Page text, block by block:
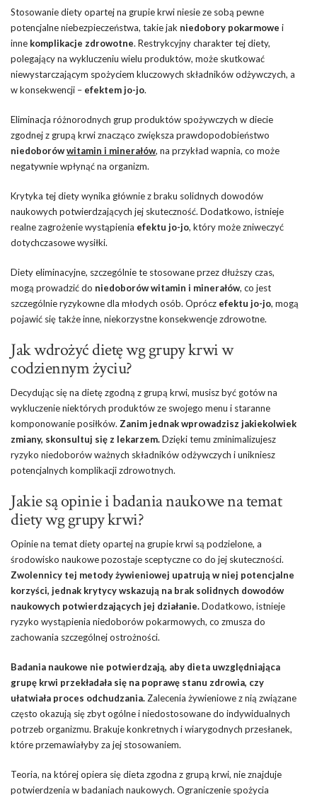
Stosowanie diety opartej na grupie krwi niesie ze sobą pewne
potencjalne niebezpieczeństwa, takie jak niedobory pokarmowe i
inne komplikacje zdrowotne. Restrykcyjny charakter tej diety,
polegający na wykluczeniu wielu produktów, może skutkować
niewystarczającym spożyciem kluczowych składników odżywczych, a
w konsekwencji – efektem jo-jo.
Eliminacja różnorodnych grup produktów spożywczych w diecie
zgodnej z grupą krwi znacząco zwiększa prawdopodobieństwo
niedoborówwitamin i minerałów, na przykład wapnia, co może
negatywnie wpłynąć na organizm.
Krytyka tej diety wynika głównie z braku solidnych dowodów
naukowych potwierdzających jej skuteczność. Dodatkowo, istnieje
realne zagrożenie wystąpienia efektu jo-jo, który może zniweczyć
dotychczasowe wysiłki.
Diety eliminacyjne, szczególnie te stosowane przez dłuższy czas,
mogą prowadzić do niedoborów witamin i minerałów, co jest
szczególnie ryzykowne dla młodych osób. Oprócz efektu jo-jo, mogą
pojawić się także inne, niekorzystne konsekwencje zdrowotne.
Jak wdrożyć dietę wg grupy krwi w
codziennym życiu?
Decydując się na dietę zgodną z grupą krwi, musisz być gotów na
wykluczenie niektórych produktów ze swojego menu i staranne
komponowanie posiłków. Zanim jednak wprowadzisz jakiekolwiek
zmiany, skonsultuj się z lekarzem.Dzięki temu zminimalizujesz
ryzyko niedoborów ważnych składników odżywczych i unikniesz
potencjalnych komplikacji zdrowotnych.
Jakie są opinie i badania naukowe na temat
diety wg grupy krwi?
Opinie na temat diety opartej na grupie krwi są podzielone, a
środowisko naukowe pozostaje sceptyczne co do jej skuteczności.
Zwolennicy tej metody żywieniowej upatrują w niej potencjalne
korzyści, jednak krytycy wskazują na brak solidnych dowodów
naukowych potwierdzających jej działanie.Dodatkowo, istnieje
ryzyko wystąpienia niedoborów pokarmowych, co zmusza do
zachowania szczególnej ostrożności.
Badania naukowe nie potwierdzają, aby dieta uwzględniająca
grupę krwi przekładała się na poprawę stanu zdrowia, czy
ułatwiała proces odchudzania. Zalecenia żywieniowe z nią związane
często okazują się zbyt ogólne i niedostosowane do indywidualnych
potrzeb organizmu. Brakuje konkretnych i wiarygodnych przesłanek,
które przemawiałyby za jej stosowaniem.
Teoria, na której opiera się dieta zgodna z grupą krwi, nie znajduje
potwierdzenia w badaniach naukowych. Ograniczenie spożycia